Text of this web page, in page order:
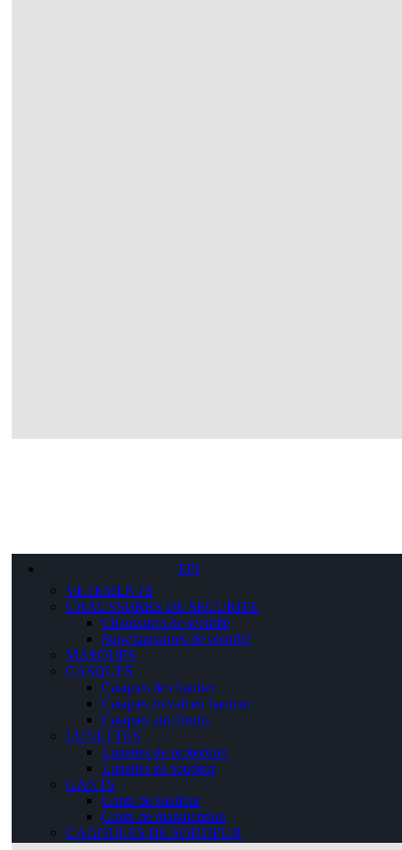
EPI
VETEMENTS
CHAUSSURES DE SECURITE
Chaussures de sécurité
Sur-chaussures de sécurité
MASQUES
CASQUES
Casques de chantier
Casques travail en hauteur
Casques anti-bruits
LUNETTES
Lunettes de protection
Lunettes de soudeur
GANTS
Gants de soudeur
Gants de manutention
CAGOULES DE SOUDEUR